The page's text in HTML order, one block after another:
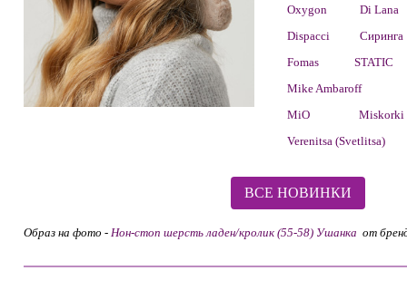
Oxygon
Di Lana
Dispacci
Сиринга
Fomas
STATIC
Mike Ambaroff
MiO
Miskorki
Verenitsa (Svetlitsa)
ВСЕ НОВИНКИ
Образ на фото - Нон-стоп шерсть ладен/кролик (55-58) Ушанка от